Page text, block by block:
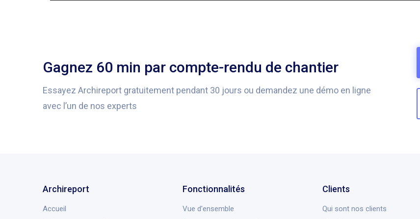
Gagnez 60 min par compte-rendu de chantier
Essayez Archireport gratuitement pendant 30 jours ou demandez une démo en ligne
avec l’un de nos experts
Archireport
Accueil
Fonctionnalités
Vue d'ensemble
Clients
Qui sont nos clients